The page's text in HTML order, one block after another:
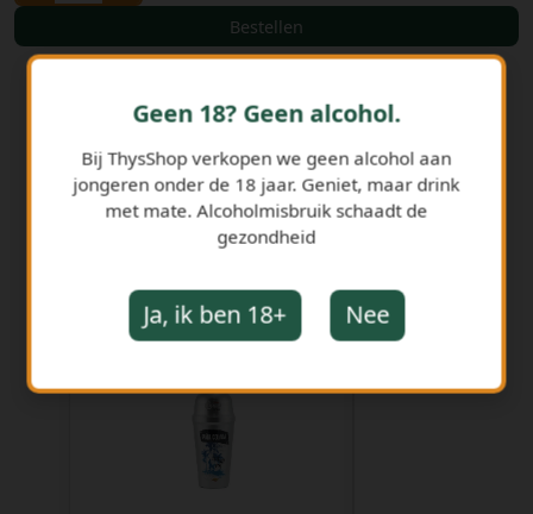
Bestellen
GERELATEERDE PRODUCTEN
Geen 18? Geen alcohol.
Bij ThysShop verkopen we geen alcohol aan
jongeren onder de 18 jaar. Geniet, maar drink
met mate. Alcoholmisbruik schaadt de
gezondheid
Ja, ik ben 18+ Nee